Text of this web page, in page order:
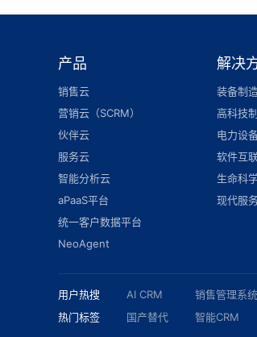
产品
销售云
营销云（SCRM）
伙伴云
服务云
智能分析云
aPaaS平台
统一客户数据平台
NeoAgent
解决
装备制
高科技
电力设
软件互
生命科
现代服
用户热搜
热门标签
AI CRM
国产替代
销售管理系统
智能CRM